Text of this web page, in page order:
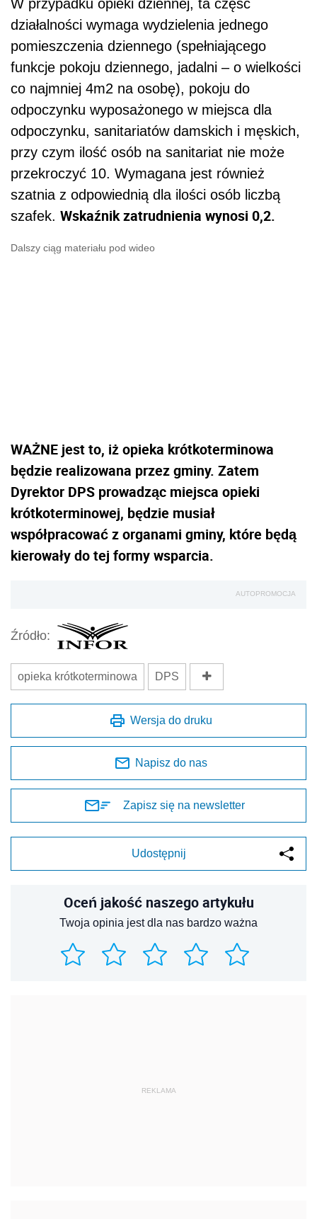
W przypadku opieki dziennej, ta część
działalności wymaga wydzielenia jednego
pomieszczenia dziennego (spełniającego
funkcje pokoju dziennego, jadalni – o wielkości
co najmniej 4m2 na osobę), pokoju do
odpoczynku wyposażonego w miejsca dla
odpoczynku, sanitariatów damskich i męskich,
przy czym ilość osób na sanitariat nie może
przekroczyć 10. Wymagana jest również
szatnia z odpowiednią dla ilości osób liczbą
szafek. Wskaźnik zatrudnienia wynosi 0,2.
Dalszy ciąg materiału pod wideo
WAŻNE jest to, iż opieka krótkoterminowa
będzie realizowana przez gminy. Zatem
Dyrektor DPS prowadząc miejsca opieki
krótkoterminowej, będzie musiał
współpracować z organami gminy, które będą
kierowały do tej formy wsparcia.
AUTOPROMOCJA
Źródło:
opieka krótkoterminowa DPS
Wersja do druku
Napisz do nas
Zapisz się na newsletter
Udostępnij
Oceń jakość naszego artykułu
Twoja opinia jest dla nas bardzo ważna
REKLAMA